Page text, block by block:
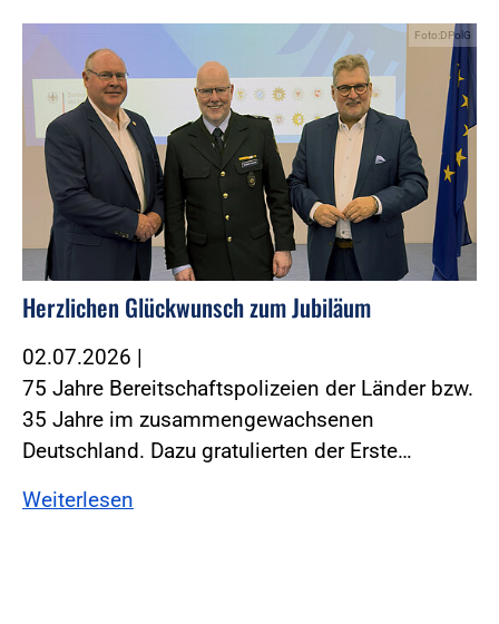
Foto:DPolG
Herzlichen Glückwunsch zum Jubiläum
02.07.2026 |
75 Jahre Bereitschaftspolizeien der Länder bzw.
35 Jahre im zusammengewachsenen
Deutschland. Dazu gratulierten der Erste…
Weiterlesen